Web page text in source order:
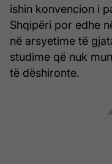
ishin konvencion i
Shqipëri por edhe
në arsyetime të
studime që nuk
të dëshironte.